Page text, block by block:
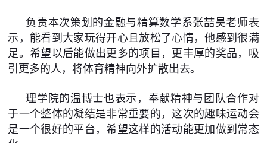
负责本次策划的金融与精算数学系张喆昊老师表
示，能看到大家玩得开心且放松了心情，他感到很满
足。希望以后能做出更多的项目，更丰厚的奖品，吸
引更多的人，将体育精神向外扩散出去。
理学院的温博士也表示，奉献精神与团队合作对
于一个整体的凝结是非常重要的，这次的趣味运动会
是一个很好的平台，希望这样的活动能更加做到常态